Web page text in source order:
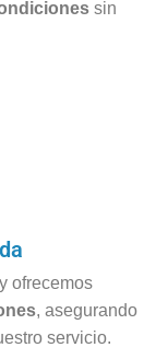
sin
y ofrecemos
, asegurando
servicio.